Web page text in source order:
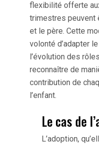
flexibilité offerte
trimestres peuvent
et le père. Cette
volonté d’adapter
l’évolution des
reconnaître de
contribution de
l’enfant.
Le cas de
L’adoption,